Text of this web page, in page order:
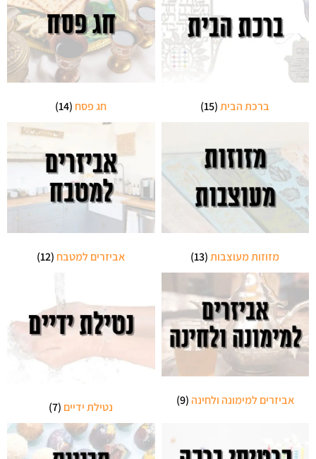
ברכת הבית(15) חג פסח (14)
מזוזות מעוצבות(13) אביזרים למטבח (12)
אביזרים למימונה ולחינה(9) נטילת ידיים (7)